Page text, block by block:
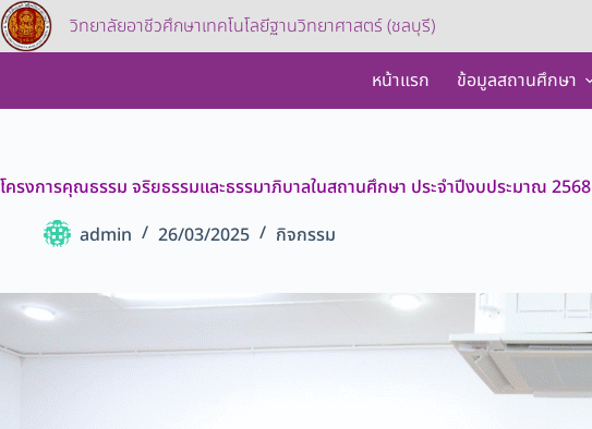
วิทยาลัยอาชีวศึกษาเทคโนโลยีฐานวิทยาศาสตร์ (ชลบุรี)
หน้าแรก ข้อมูลสถานศึกษา
โครงการคุณธรรม จริยธรรมและธรรมาภิบาลในสถานศึกษา ประจำปีงบประมาณ 2568
admin
26/03/2025 กิจกรรม